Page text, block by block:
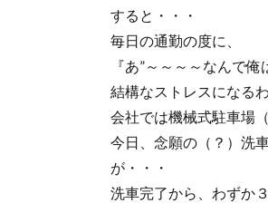
すると・・・
毎日の通勤の度に、
『あ”～～～～なんで
結構なストレスになる
会社では機械式駐車場
今日、念願の（？）洗
が・・・
洗車完了から、わずか